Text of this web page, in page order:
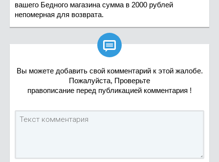
вашего Бедного магазина сумма в 2000 рублей
непомерная для возврата.

Вы можете добавить свой комментарий к этой жалобе.
Пожалуйста, Проверьте
правописание перед публикацией комментария !